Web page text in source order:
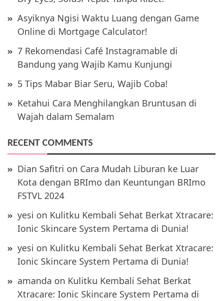
Asyiknya Ngisi Waktu Luang dengan Game
Online di Mortgage Calculator!
7 Rekomendasi Café Instagramable di
Bandung yang Wajib Kamu Kunjungi
5 Tips Mabar Biar Seru, Wajib Coba!
Ketahui Cara Menghilangkan Bruntusan di
Wajah dalam Semalam
RECENT COMMENTS
Dian Safitri on Cara Mudah Liburan ke Luar
Kota dengan BRImo dan Keuntungan BRImo
FSTVL 2024
yesi on Kulitku Kembali Sehat Berkat Xtracare:
Ionic Skincare System Pertama di Dunia!
yesi on Kulitku Kembali Sehat Berkat Xtracare:
Ionic Skincare System Pertama di Dunia!
amanda on Kulitku Kembali Sehat Berkat
Xtracare: Ionic Skincare System Pertama di